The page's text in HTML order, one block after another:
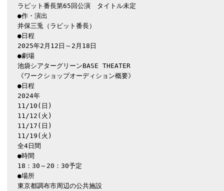
ラビット番長第65回公演　タイトル未定
●作・演出
井保三兎（ラビット番長）
●日程
2025年2月12日～2月18日
●劇場
池袋シアターグリーンBASE THEATER
《ワークショップオーディション概要》
●日程
2024年
11/10(日)
11/12(火)
11/17(日)
11/19(火)
全4日間
●時間
18：30～20：30予定
●場所
東京都調布市周辺の公共施設